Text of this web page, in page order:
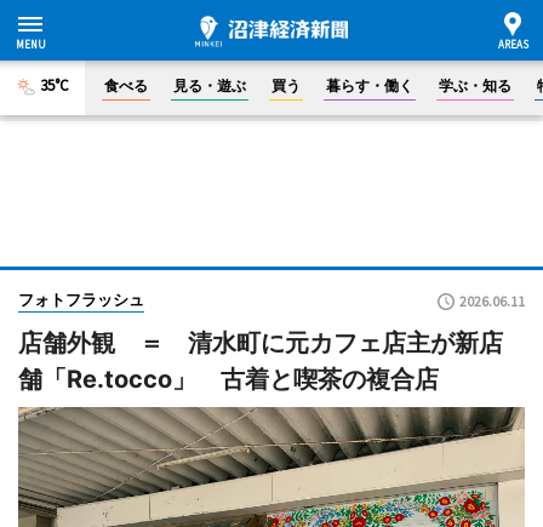
35°C 食べる 見る・遊ぶ 買う 暮らす・働く 学ぶ・知る
フォトフラッシュ 2026.06.11
店舗外観 ＝ 清水町に元カフェ店主が新店
舗「Re.tocco」 古着と喫茶の複合店